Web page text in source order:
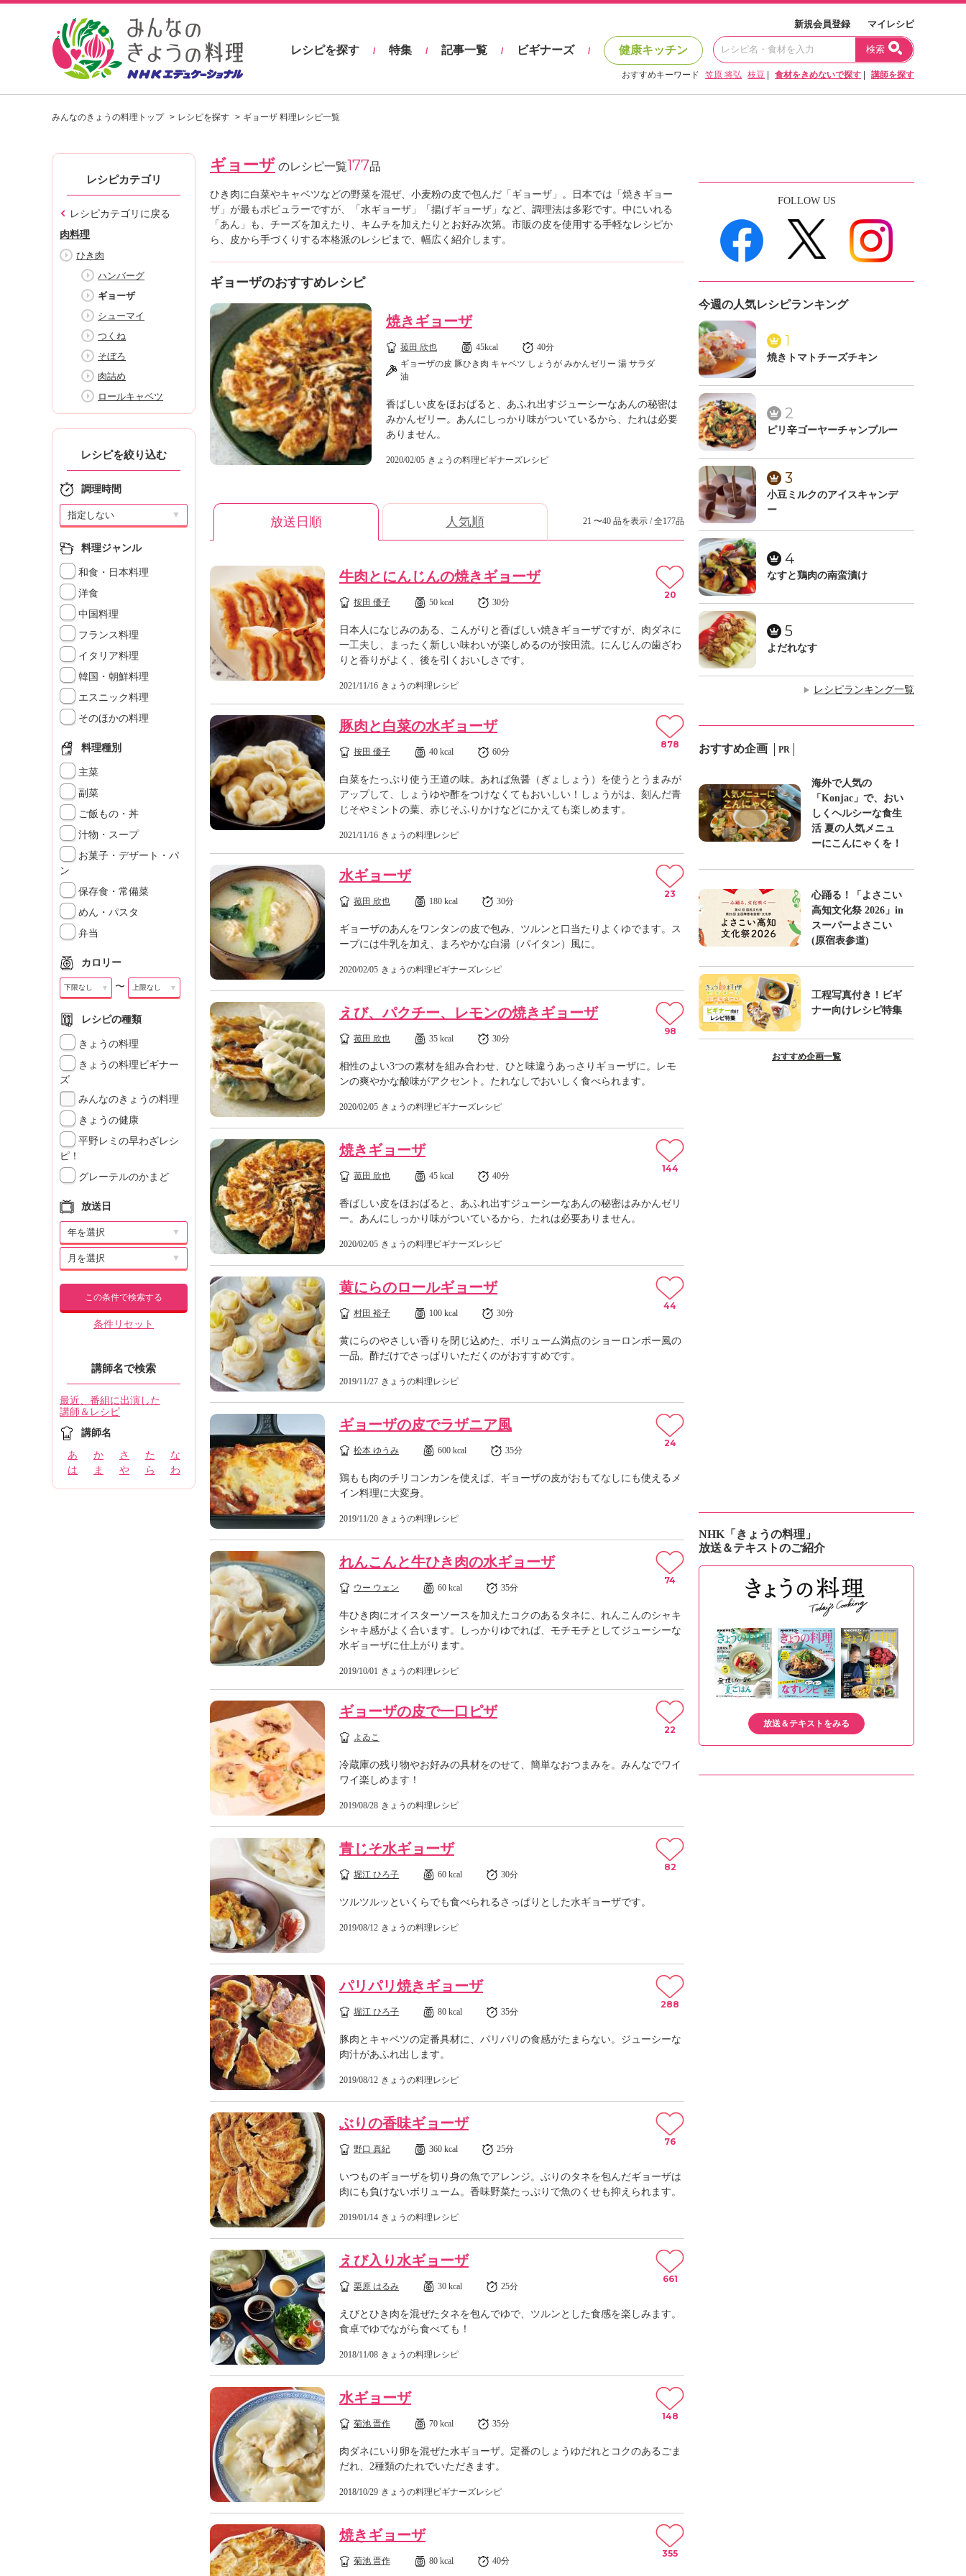
し
シ
を
見
つ
け
。
H
エ
デ
ュ
ケ
ー
シ
ョ
ナ
ル
う
の
料
理
」
新規会員登録 マイレシピ
レシピを探す / 特集 / 記事一覧 / ビギナーズ / 健康キッチン 検索
おすすめキーワード 笠原 将弘 枝豆 食材をきめないで探す 講師を探す
みんなのきょうの料理トップ レシピを探す ギョーザ 料理レシピ一覧
レシピカテゴリ
レシピカテゴリに戻る
肉料理
ひき肉
ハンバーグ
ギョーザ
シューマイ
つくね
そぼろ
肉詰め
ロールキャベツ
レシピを絞り込む
調理時間
▼
料理ジャンル
和食・日本料理
洋食
中国料理
フランス料理
イタリア料理
韓国・朝鮮料理
エスニック料理
そのほかの料理
料理種別
主菜
副菜
ご飯もの・丼
汁物・スープ
お菓子・デザート・パ
ン
保存食・常備菜
めん・パスタ
弁当
カロリー
▼ 〜 ▼
レシピの種類
きょうの料理
きょうの料理ビギナー
ズ
みんなのきょうの料理
きょうの健康
平野レミの早わざレシ
ピ！
グレーテルのかまど
放送日
▼
▼
この条件で検索する
条件リセット
講師名で検索
最近、番組に出演した
講師＆レシピ
講師名
あ か さ た
な
は
ま や ら わ
ギョーザ のレシピ一覧177品
ひき肉に白菜やキャベツなどの野菜を混ぜ、小麦粉の皮で包んだ「ギョーザ」。日本では「焼きギョー
ザ」が最もポピュラーですが、「水ギョーザ」「揚げギョーザ」など、調理法は多彩です。中にいれる
「あん」も、チーズを加えたり、キムチを加えたりとお好み次第。市販の皮を使用する手軽なレシピか
ら、皮から手づくりする本格派のレシピまで、幅広く紹介します。
ギョーザのおすすめレシピ
焼きギョーザ
菰田 欣也 45kcal
40分
ギョーザの皮 豚ひき肉 キャベツ しょうが みかんゼリー 湯 サラダ
油
香ばしい皮をほおばると、あふれ出すジューシーなあんの秘密は
みかんゼリー。あんにしっかり味がついているから、たれは必要
ありません。
2020/02/05 きょうの料理ビギナーズレシピ
放送日順 人気順 21 〜40 品を表示 / 全177品
牛肉とにんじんの焼きギョーザ
按田 優子 50 kcal 30分
日本人になじみのある、こんがりと香ばしい焼きギョーザですが、肉ダネに
一工夫し、まったく新しい味わいが楽しめるのが按田流。にんじんの歯ざわ
りと香りがよく、後を引くおいしさです。
2021/11/16 きょうの料理レシピ
20
豚肉と白菜の水ギョーザ
按田 優子 40 kcal 60分
白菜をたっぷり使う王道の味。あれば魚醤（ぎょしょう）を使うとうまみが
アップして、しょうゆや酢をつけなくてもおいしい！しょうがは、刻んだ青
じそやミントの葉、赤じそふりかけなどにかえても楽しめます。
2021/11/16 きょうの料理レシピ
878
水ギョーザ
菰田 欣也 180 kcal 30分
ギョーザのあんをワンタンの皮で包み、ツルンと口当たりよくゆでます。ス
ープには牛乳を加え、まろやかな白湯（パイタン）風に。
2020/02/05 きょうの料理ビギナーズレシピ
23
えび、パクチー、レモンの焼きギョーザ
菰田 欣也 35 kcal 30分
相性のよい3つの素材を組み合わせ、ひと味違うあっさりギョーザに。レモ
ンの爽やかな酸味がアクセント。たれなしでおいしく食べられます。
2020/02/05 きょうの料理ビギナーズレシピ
98
焼きギョーザ
菰田 欣也 45 kcal 40分
香ばしい皮をほおばると、あふれ出すジューシーなあんの秘密はみかんゼリ
ー。あんにしっかり味がついているから、たれは必要ありません。
2020/02/05 きょうの料理ビギナーズレシピ
144
黄にらのロールギョーザ
村田 裕子 100 kcal 30分
黄にらのやさしい香りを閉じ込めた、ボリューム満点のショーロンポー風の
一品。酢だけでさっぱりいただくのがおすすめです。
2019/11/27 きょうの料理レシピ
44
ギョーザの皮でラザニア風
松本 ゆうみ 600 kcal 35分
鶏もも肉のチリコンカンを使えば、ギョーザの皮がおもてなしにも使えるメ
イン料理に大変身。
2019/11/20 きょうの料理レシピ
24
れんこんと牛ひき肉の水ギョーザ
ウー ウェン 60 kcal 35分
牛ひき肉にオイスターソースを加えたコクのあるタネに、れんこんのシャキ
シャキ感がよく合います。しっかりゆでれば、モチモチとしてジューシーな
水ギョーザに仕上がります。
2019/10/01 きょうの料理レシピ
74
ギョーザの皮で一口ピザ
よゐこ
冷蔵庫の残り物やお好みの具材をのせて、簡単なおつまみを。みんなでワイ
ワイ楽しめます！
2019/08/28 きょうの料理レシピ
22
青じそ水ギョーザ
堀江 ひろ子 60 kcal 30分
ツルツルッといくらでも食べられるさっぱりとした水ギョーザです。
2019/08/12 きょうの料理レシピ
82
パリパリ焼きギョーザ
堀江 ひろ子 80 kcal 35分
豚肉とキャベツの定番具材に、パリパリの食感がたまらない。ジューシーな
肉汁があふれ出します。
2019/08/12 きょうの料理レシピ
288
ぶりの香味ギョーザ
野口 真紀 360 kcal 25分
いつものギョーザを切り身の魚でアレンジ。ぶりのタネを包んだギョーザは
肉にも負けないボリューム。香味野菜たっぷりで魚のくせも抑えられます。
2019/01/14 きょうの料理レシピ
76
えび入り水ギョーザ
栗原 はるみ 30 kcal 25分
えびとひき肉を混ぜたタネを包んでゆで、ツルンとした食感を楽しみます。
食卓でゆでながら食べても！
2018/11/08 きょうの料理レシピ
661
水ギョーザ
菊池 晋作 70 kcal 35分
肉ダネにいり卵を混ぜた水ギョーザ。定番のしょうゆだれとコクのあるごま
だれ、2種類のたれでいただきます。
2018/10/29 きょうの料理ビギナーズレシピ
148
焼きギョーザ
菊池 晋作 80 kcal 40分
355
FOLLOW US
今週の人気レシピランキング
1
焼きトマトチーズチキン
2
ピリ辛ゴーヤーチャンプルー
3
小豆ミルクのアイスキャンデ
ー
4
なすと鶏肉の南蛮漬け
5
よだれなす
▶ レシピランキング一覧
おすすめ企画 PR
海外で人気の
「Konjac」で、おい
しくヘルシーな食生
活 夏の人気メニュ
ーにこんにゃくを！
心踊る！「よさこい
高知文化祭 2026」in
スーパーよさこい
(原宿表参道)
工程写真付き！ビギ
ナー向けレシピ特集
おすすめ企画一覧
NHK「きょうの料理」
放送＆テキストのご紹介
放送＆テキストをみる